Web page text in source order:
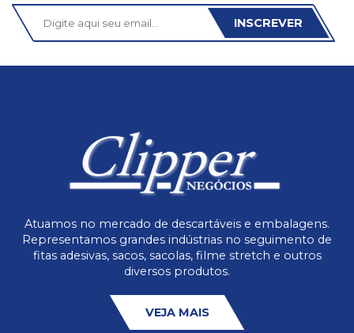
INSCREVER
Atuamos no mercado de descartáveis e embalagens.
Representamos grandes indústrias no seguimento de
fitas adesivas, sacos, sacolas, filme stretch e outros
diversos produtos.
VEJA MAIS